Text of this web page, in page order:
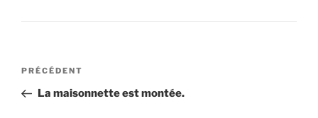
Navigation
l’article
Article
précédent
PRÉCÉDENT
La maisonnette est montée.